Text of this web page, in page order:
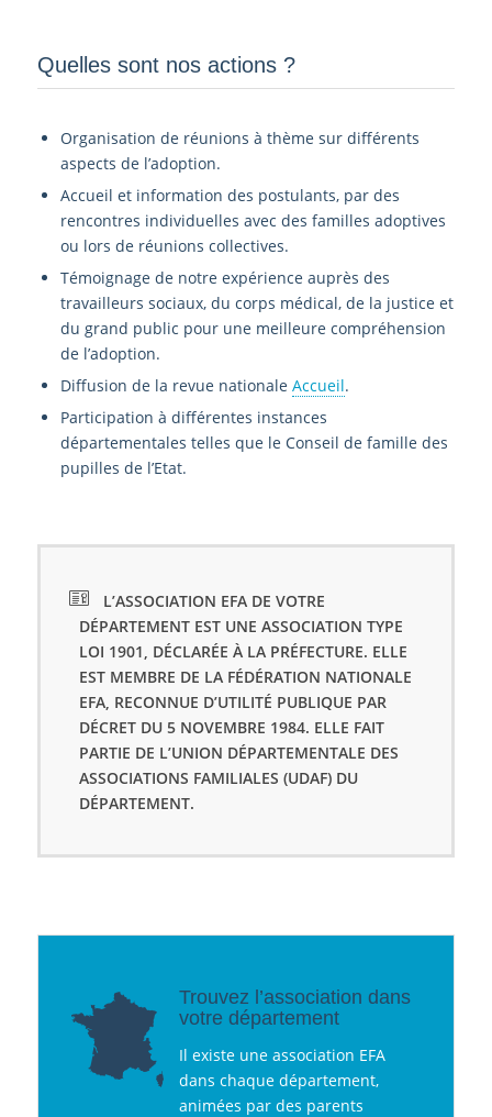
Quelles sont nos actions ?
Organisation de réunions à thème sur différents
aspects de l’adoption.
Accueil et information des postulants, par des
rencontres individuelles avec des familles adoptives
ou lors de réunions collectives.
Témoignage de notre expérience auprès des
travailleurs sociaux, du corps médical, de la justice et
du grand public pour une meilleure compréhension
de l’adoption.
Diffusion de la revue nationale Accueil.
Participation à différentes instances
départementales telles que le Conseil de famille des
pupilles de l’Etat.
L’ASSOCIATION EFA DE VOTRE
DÉPARTEMENT EST UNE ASSOCIATION TYPE
LOI 1901, DÉCLARÉE À LA PRÉFECTURE. ELLE
EST MEMBRE DE LA FÉDÉRATION NATIONALE
EFA, RECONNUE D’UTILITÉ PUBLIQUE PAR
DÉCRET DU 5 NOVEMBRE 1984. ELLE FAIT
PARTIE DE L’UNION DÉPARTEMENTALE DES
ASSOCIATIONS FAMILIALES (UDAF) DU
DÉPARTEMENT.
Trouvez l’association dans
votre département
Il existe une association EFA
dans chaque département,
animées par des parents